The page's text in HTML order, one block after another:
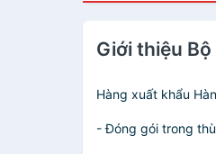
Giới thiệu Bộ
Hàng xuất khẩu
- Đóng gói trong